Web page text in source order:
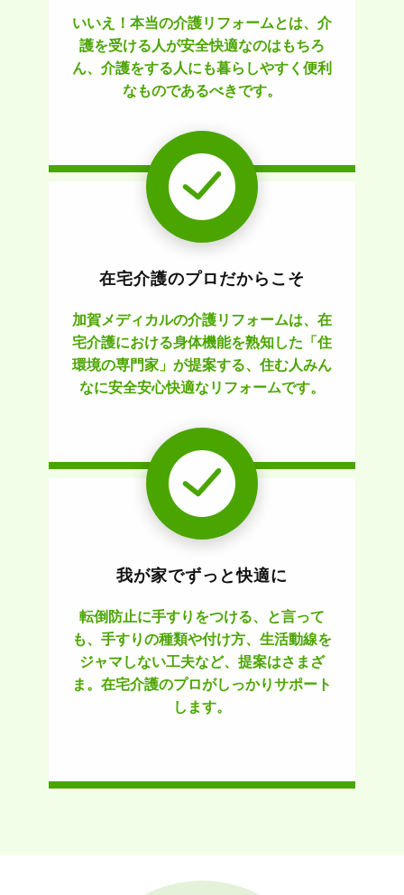
いいえ！本当の介護リフォームとは、介
護を受ける人が安全快適なのはもちろ
ん、介護をする人にも暮らしやすく便利
なものであるべきです。
在宅介護のプロだからこそ
加賀メディカルの介護リフォームは、在
宅介護における身体機能を熟知した「住
環境の専門家」が提案する、住む人みん
なに安全安心快適なリフォームです。
我が家でずっと快適に
転倒防止に手すりをつける、と言って
も、手すりの種類や付け方、生活動線を
ジャマしない工夫など、提案はさまざ
ま。在宅介護のプロがしっかりサポート
します。